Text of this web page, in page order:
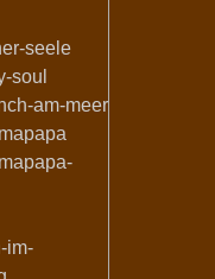
seele
soul
am-meer
im-